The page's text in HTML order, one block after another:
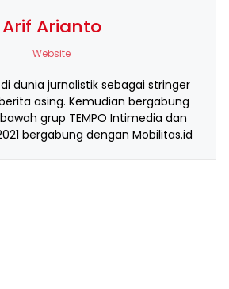
Arif Arianto
Website
dunia jurnalistik sebagai stringer
asing. Kemudian bergabung
grup TEMPO Intimedia dan
bergabung dengan Mobilitas.id